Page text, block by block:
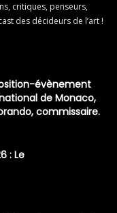
critiques, penseurs,
des décideurs de l’art !
évènement
de Monaco,
commissaire.
: Le